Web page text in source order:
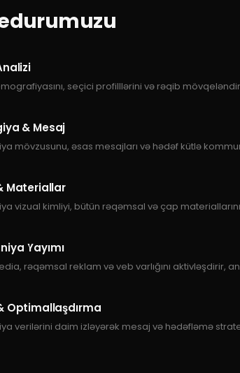
seçici profilllərini və rəqib
& Mesaj
mövzusunu, əsas mesajları və hədəf kütlə
Materiallar
vizual kimliyi, bütün rəqəmsal və çap materiallarını
Yayımı
rəqəmsal reklam və veb varlığını aktivləşdirir,
Optimallaşdırma
verilərini daim izləyərək mesaj və hədəfləmə